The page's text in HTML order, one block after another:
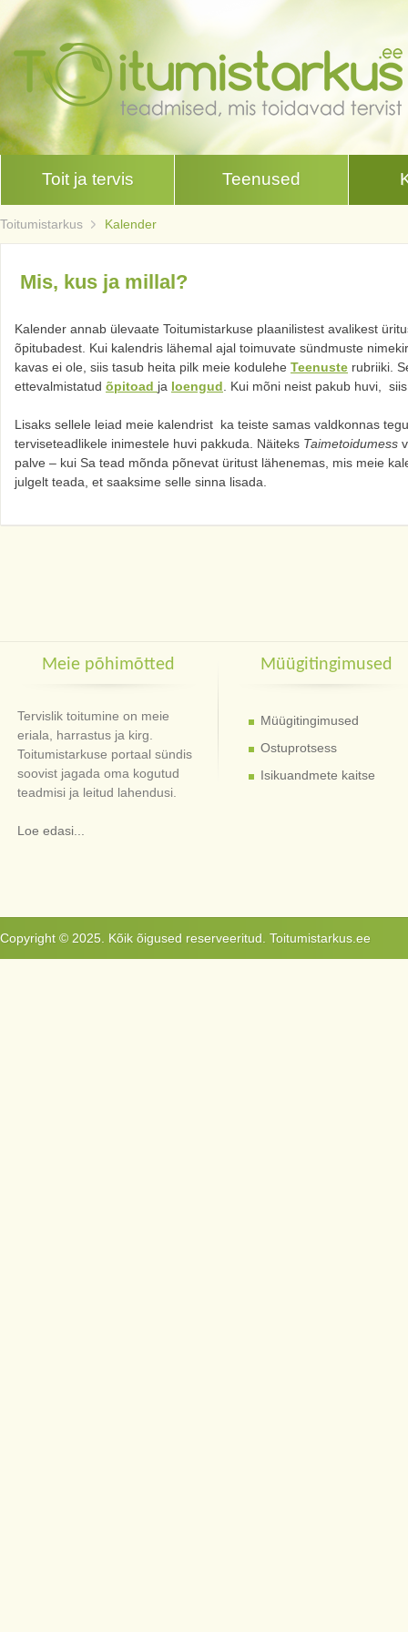
Toit ja tervis Teenused
Toitumistarkus Kalender
Mis, kus ja millal?
Kalender annab ülevaate Toitumistarkuse plaanilistest avalikest
õpitubadest. Kui kalendris lähemal ajal toimuvate sündmuste
kavas ei ole, siis tasub heita pilk meie kodulehe Teenuste rubriiki.
ettevalmistatud õpitoad ja loengud . Kui mõni neist pakub huvi,
Lisaks sellele leiad meie kalendrist ka teiste samas valdkonnas
terviseteadlikele inimestele huvi pakkuda. Näiteks Taimetoidumess
palve – kui Sa tead mõnda põnevat üritust lähenemas, mis meie
julgelt teada, et saaksime selle sinna lisada.
Meie põhimõtted
Tervislik toitumine on meie
eriala, harrastus ja kirg.
Toitumistarkuse portaal sündis
soovist jagada oma kogutud
teadmisi ja leitud lahendusi.
Loe edasi...
Müügitingimused
Müügitingimused
Ostuprotsess
Isikuandmete kaitse
Copyright © 2025. Kõik õigused reserveeritud. Toitumistarkus.ee